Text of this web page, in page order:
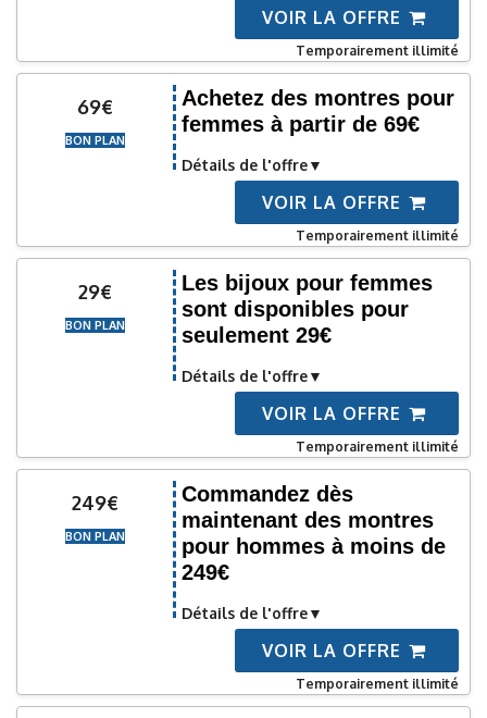
VOIR LA OFFRE
Temporairement illimité
69€
BON PLAN
Achetez des montres pour
femmes à partir de 69€
Détails de l'offre
VOIR LA OFFRE
Temporairement illimité
29€
BON PLAN
Les bijoux pour femmes
sont disponibles pour
seulement 29€
Détails de l'offre
VOIR LA OFFRE
Temporairement illimité
249€
BON PLAN
Commandez dès
maintenant des montres
pour hommes à moins de
249€
Détails de l'offre
VOIR LA OFFRE
Temporairement illimité